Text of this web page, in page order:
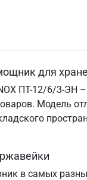
для
ПТ-12/6/3-ЭН
Модель
в самых